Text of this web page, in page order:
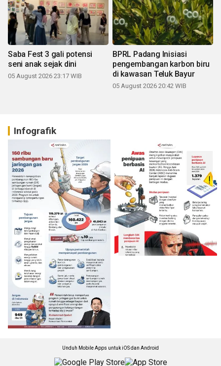
Saba Fest 3 gali potensi
seni anak sejak dini
05 August 2026 23:17 WIB
BPRL Padang Inisiasi
pengembangan karbon biru
di kawasan Teluk Bayur
05 August 2026 20:42 WIB
Infografik
Unduh Mobile Apps untuk iOS dan Android